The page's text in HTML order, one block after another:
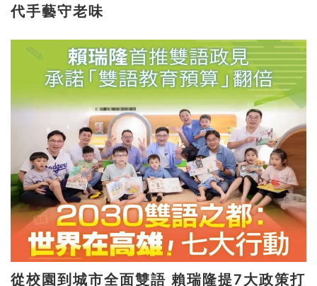
代手藝守老味
從校園到城市全面雙語 賴瑞隆提7大政策打